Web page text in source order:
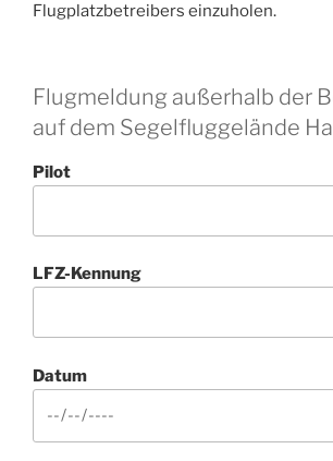
Flugplatzbetreibers einzuholen.
Flugmeldung außerhalb der
auf dem Segelfluggelände
Pilot
LFZ-Kennung
Datum